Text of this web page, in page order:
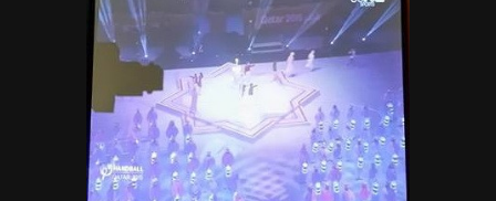
SPONSORS
ANIMATIONS